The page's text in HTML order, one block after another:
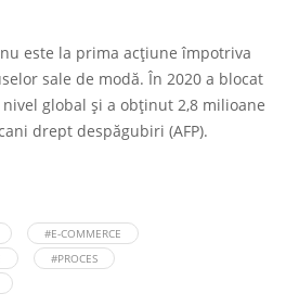
este la prima acțiune împotriva
sale de modă. În 2020 a blocat
global și a obținut 2,8 milioane
drept despăgubiri (AFP).
#E-COMMERCE
#PROCES